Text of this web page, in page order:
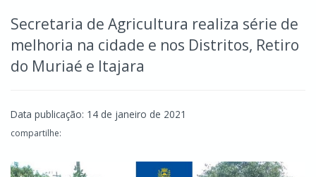
Secretaria de Agricultura realiza série de
melhoria na cidade e nos Distritos, Retiro
do Muriaé e Itajara
Data publicação: 14 de janeiro de 2021
compartilhe: